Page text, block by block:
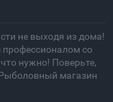
не выходя из дома!
со
нужно! Поверьте,
магазин